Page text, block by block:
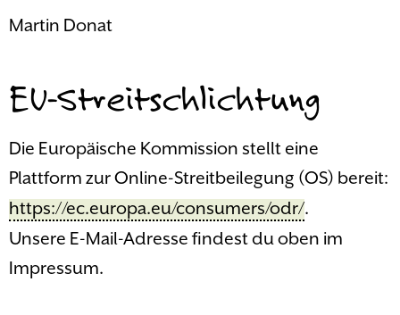
Martin Donat
EU-Streitschlichtung
Die Europäische Kommission stellt eine
Plattform zur Online-Streitbeilegung (OS) bereit:
https://ec.europa.eu/consumers/odr/.
Unsere E-Mail-Adresse findest du oben im
Impressum.